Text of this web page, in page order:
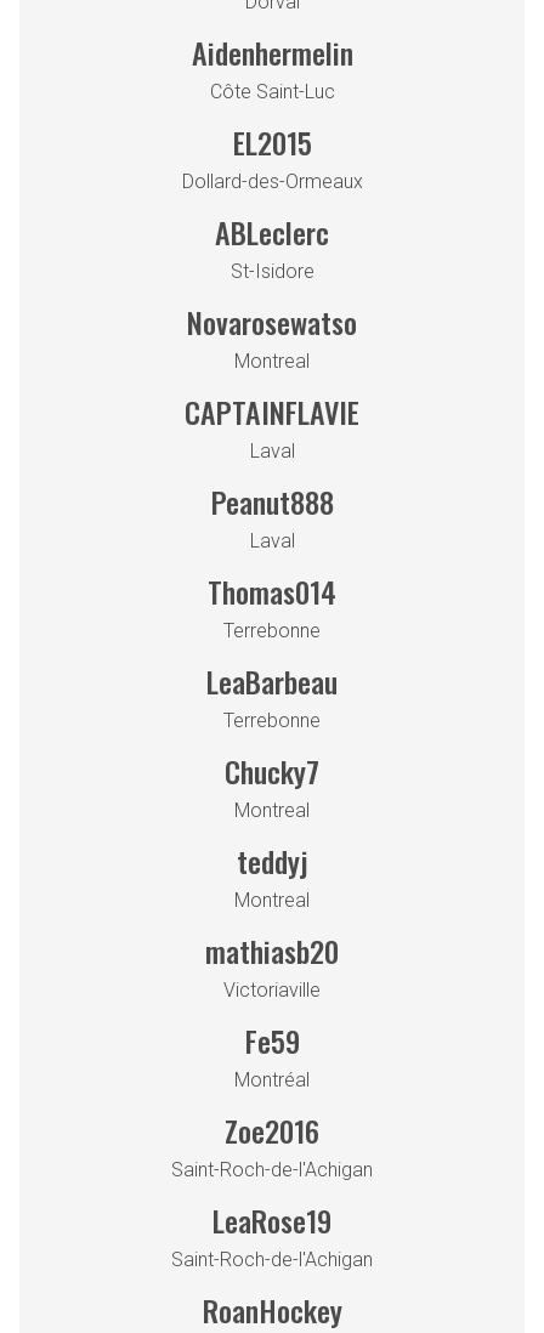
Aidenhermelin
Côte Saint-Luc
EL2015
Dollard-des-Ormeaux
ABLeclerc
St-Isidore
Novarosewatso
Montreal
CAPTAINFLAVIE
Laval
Peanut888
Laval
Thomas014
Terrebonne
LeaBarbeau
Terrebonne
Chucky7
Montreal
teddyj
Montreal
mathiasb20
Victoriaville
Fe59
Montréal
Zoe2016
Saint-Roch-de-l'Achigan
LeaRose19
Saint-Roch-de-l'Achigan
RoanHockey